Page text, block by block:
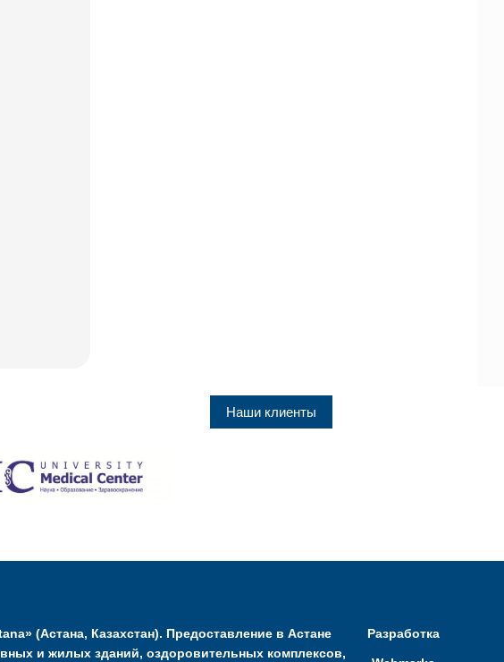
Наши клиенты
(Астана, Казахстан). Предоставление в Астане
и жилых зданий, оздоровительных комплексов,
Разработка